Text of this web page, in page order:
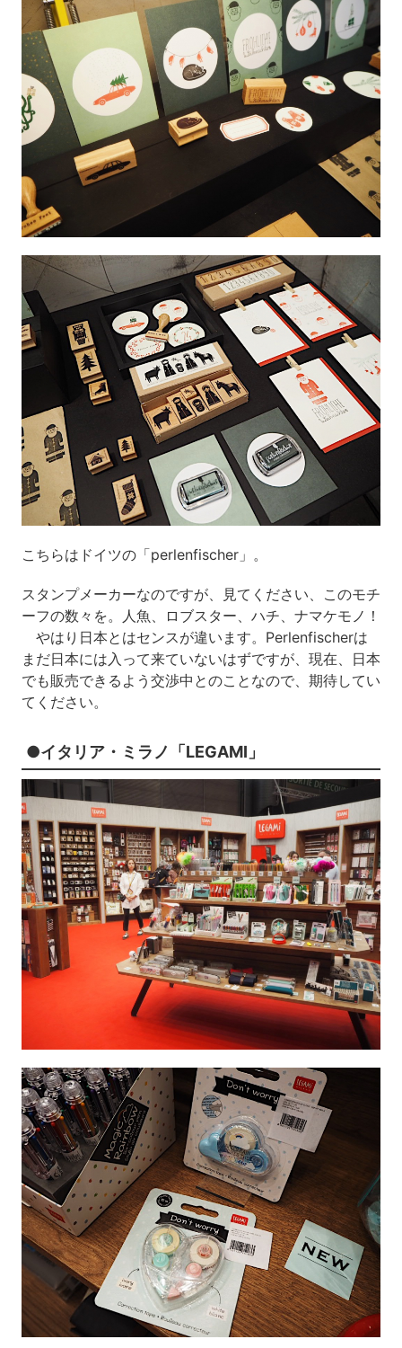
こちらはドイツの「perlenfischer」。
スタンプメーカーなのですが、見てください、このモチ
ーフの数々を。人魚、ロブスター、ハチ、ナマケモノ！
やはり日本とはセンスが違います。Perlenfischerは
まだ日本には入って来ていないはずですが、現在、日本
でも販売できるよう交渉中とのことなので、期待してい
てください。
●イタリア・ミラノ「LEGAMI」